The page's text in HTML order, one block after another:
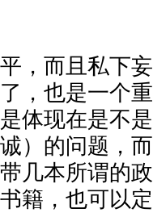
平，而且私下
了，也是一个
是体现在是不
诚）的问题，
带几本所谓的
书籍，也可以定